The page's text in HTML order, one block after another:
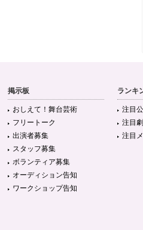
掲示板
おしえて！舞台芸術
フリートーク
出演者募集
スタッフ募集
ボランティア募集
オーディション告知
ワークショップ告知
ランキ
注目
注目
注目